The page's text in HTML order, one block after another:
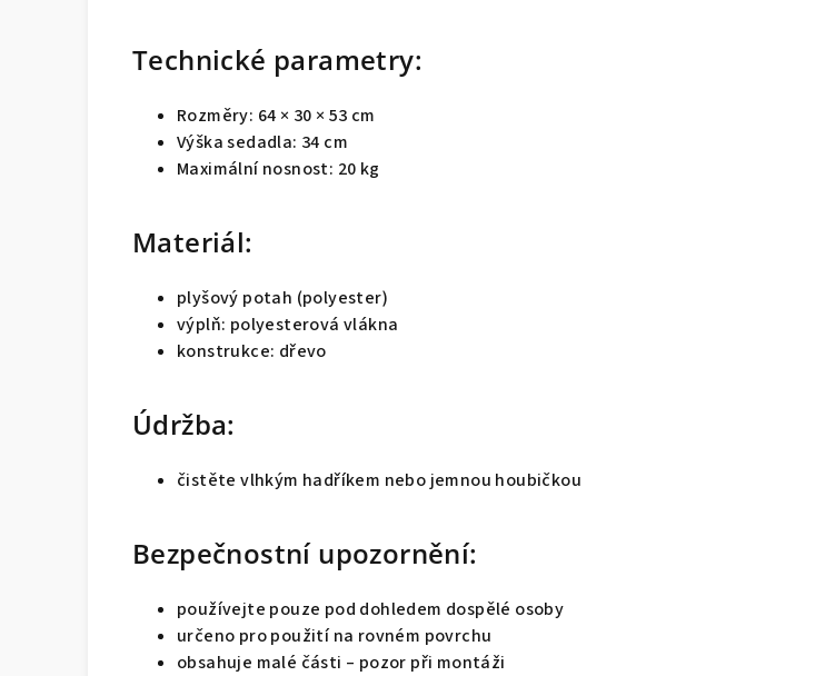
Technické parametry:
Rozměry: 64 × 30 × 53 cm
Výška sedadla: 34 cm
Maximální nosnost: 20 kg
Materiál:
plyšový potah (polyester)
výplň: polyesterová vlákna
konstrukce: dřevo
Údržba:
čistěte vlhkým hadříkem nebo jemnou houbičkou
Bezpečnostní upozornění:
používejte pouze pod dohledem dospělé osoby
určeno pro použití na rovném povrchu
obsahuje malé části – pozor při montáži